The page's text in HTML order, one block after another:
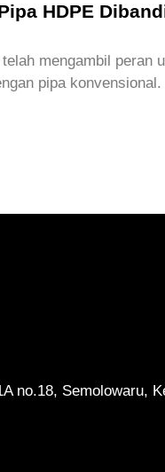
HDPE
mengambil
pipa
no.18, Semolowaru,